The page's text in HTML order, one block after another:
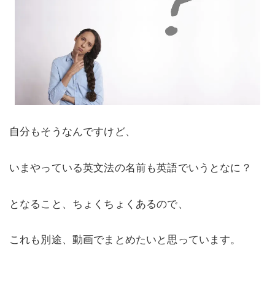
自分もそうなんですけど、
いまやっている英文法の名前も英語でいうとなに？
となること、ちょくちょくあるので、
これも別途、動画でまとめたいと思っています。